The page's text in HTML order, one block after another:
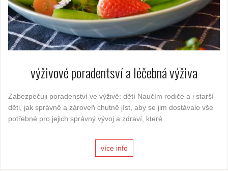
výživové poradentsví a léčebná výživa
Zabezpečuji poradenství ve výživě: dětí Naučím rodiče a i starší
děti, jak správně a zároveň chutně jíst, aby se jim dostávalo vše
potřebné pro jejich správný vývoj a zdraví, které
více info